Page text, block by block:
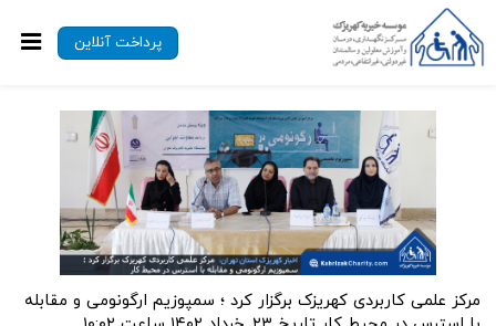
پرداخت آنلاین
مرکز علمی کاربردی کهریزک برگزار کرد ؛ سمپوزیم ارگونومی و مقابله